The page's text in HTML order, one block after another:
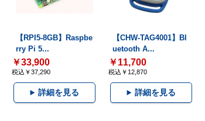
【RPI5-8GB】Raspbe
rry Pi 5...
￥33,900
税込￥37,290
詳細を見る
【CHW-TAG4001】Bl
uetooth A...
￥11,700
税込￥12,870
詳細を見る